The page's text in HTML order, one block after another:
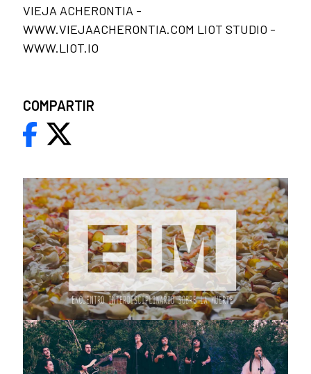
VIEJA ACHERONTIA -
WWW.VIEJAACHERONTIA.COM LIOT STUDIO -
WWW.LIOT.IO
COMPARTIR